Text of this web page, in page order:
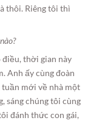
thôi. Riêng tôi thì
điều, thời gian này
Anh ấy cùng đoàn
tuần mới về nhà một
sáng chúng tôi cùng
đánh thức con gái,